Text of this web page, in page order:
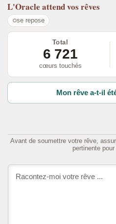
L'Oracle attend vos rêves
se repose
Total
6 721
cœurs touchés
Mon rêve a-t-il
Avant de soumettre votre rêve,
pertinente pour